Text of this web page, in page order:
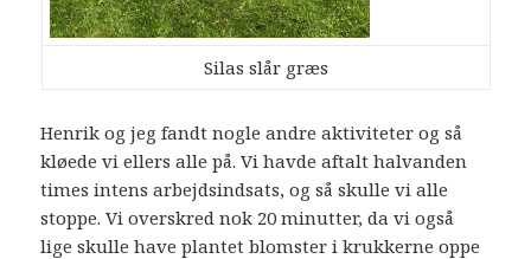
Silas slår græs
Henrik og jeg fandt nogle andre aktiviteter og så
kløede vi ellers alle på. Vi havde aftalt halvanden
times intens arbejdsindsats, og så skulle vi alle
stoppe. Vi overskred nok 20 minutter, da vi også
lige skulle have plantet blomster i krukkerne oppe